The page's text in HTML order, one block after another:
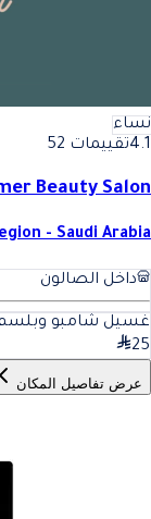
نساء
4.1تقييمات 52
Beauty Salon
- Saudi Arabia
داخل الصالون
غسيل شامبو
25
عرض تفاصيل المكان